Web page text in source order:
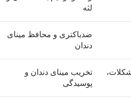
لثه
ضدباکتری و محافظ مینای
دندان
شکلات،
تخریب مینای دندان و
پوسیدگی